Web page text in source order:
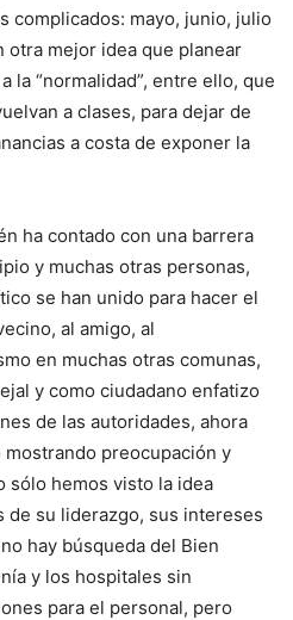
complicados: mayo, junio, julio
otra mejor idea que planear
la “normalidad”, entre ello, que
a clases, para dejar de
a costa de exponer la
ha contado con una barrera
y muchas otras personas,
se han unido para hacer el
al amigo, al
en muchas otras comunas,
y como ciudadano enfatizo
de las autoridades, ahora
preocupación y
sólo hemos visto la idea
de su liderazgo, sus intereses
hay búsqueda del Bien
y los hospitales sin
para el personal, pero